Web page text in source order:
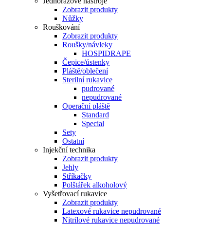
Zobrazit produkty
Nůžky
Rouškování
Zobrazit produkty
Roušky/návleky
HOSPIDRAPE
Čepice/ústenky
Pláště/oblečení
Sterilní rukavice
pudrované
nepudrované
Operační pláště
Standard
Special
Sety
Ostatní
Injekční technika
Zobrazit produkty
Jehly
Stříkačky
Polštářek alkoholový
Vyšetřovací rukavice
Zobrazit produkty
Latexové rukavice nepudrované
Nitrilové rukavice nepudrované